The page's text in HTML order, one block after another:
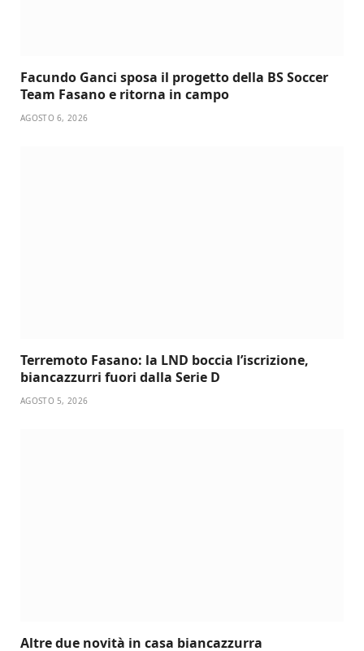
Facundo Ganci sposa il progetto della BS Soccer
Team Fasano e ritorna in campo
AGOSTO 6, 2026
Terremoto Fasano: la LND boccia l’iscrizione,
biancazzurri fuori dalla Serie D
AGOSTO 5, 2026
Altre due novità in casa biancazzurra